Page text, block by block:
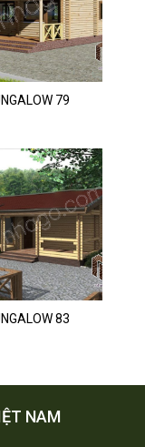
79
83
NAM